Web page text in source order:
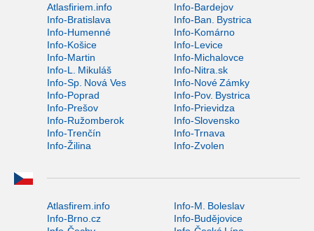
Atlasfiriem.info
Info-Bardejov
Info-Bratislava
Info-Ban. Bystrica
Info-Humenné
Info-Komárno
Info-Košice
Info-Levice
Info-Martin
Info-Michalovce
Info-L. Mikuláš
Info-Nitra.sk
Info-Sp. Nová Ves
Info-Nové Zámky
Info-Poprad
Info-Pov. Bystrica
Info-Prešov
Info-Prievidza
Info-Ružomberok
Info-Slovensko
Info-Trenčín
Info-Trnava
Info-Žilina
Info-Zvolen
Atlasfirem.info
Info-M. Boleslav
Info-Brno.cz
Info-Budějovice